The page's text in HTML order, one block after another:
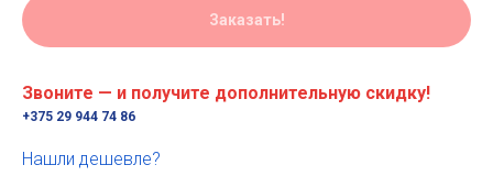
Заказать!
Звоните — и получите дополнительную скидку!
+375 29 944 74 86
Нашли дешевле?